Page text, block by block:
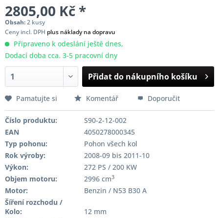
2805,00 Kč *
Obsah:2 kusy
Ceny incl. DPH plus náklady na dopravu
Připraveno k odeslání ještě dnes,
Dodací doba cca. 3-5 pracovní dny
Přidat do nákupního košíku
Pamatujte si Komentář Doporučit
Číslo produktu:
S90-2-12-002
EAN
4050278000345
Typ pohonu:
Pohon všech kol
Rok výroby:
2008-09 bis 2011-10
Výkon:
272 PS / 200 KW
Objem motoru:
2996 cm3
Motor:
Benzin / N53 B30 A
Šíření rozchodu /
Kolo:
12 mm